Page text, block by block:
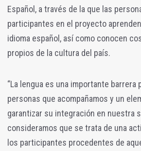
Español, a través de la que las
participantes en el proyecto
idioma español, así como conocen
propios de la cultura del país.
“La lengua es una importante barrera
personas que acompañamos y un
garantizar su integración en nuestra
consideramos que se trata de una
los participantes procedentes de